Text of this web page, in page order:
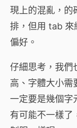
現上的混亂，的
排，但用 tab 來
偏好。
仔細思考，我們
高、字體大小需
一定要是幾個字
有可能不一樣了